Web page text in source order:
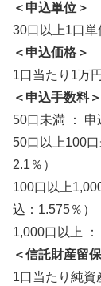
＜申込単位＞
30口以上1口単
＜申込価格＞
1口当たり1万
＜申込手数料＞
50口未満 ： 申
50口以上100
2.1％）
100口以上
込：1.575％）
1,000口以上
＜信託財産留
1口当たり純資